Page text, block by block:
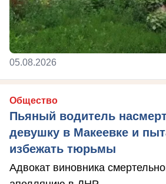
05.08.2026
Общество
Пьяный водитель
девушку в Макеевке и
избежать тюрьмы
Адвокат виновника